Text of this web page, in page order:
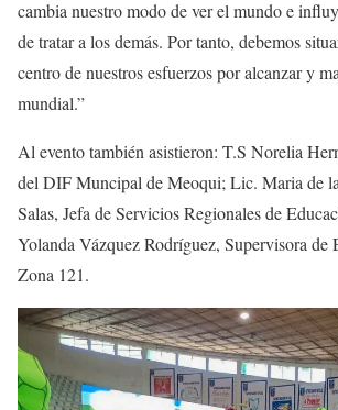
cambia nuestro modo de ver el mundo e
de tratar a los demás. Por tanto, debemos
centro de nuestros esfuerzos por alcanzar y
mundial.”
Al evento también asistieron: T.S Norelia
del DIF Muncipal de Meoqui; Lic. Maria de
Salas, Jefa de Servicios Regionales de
Yolanda Vázquez Rodríguez, Supervisora de
Zona 121.